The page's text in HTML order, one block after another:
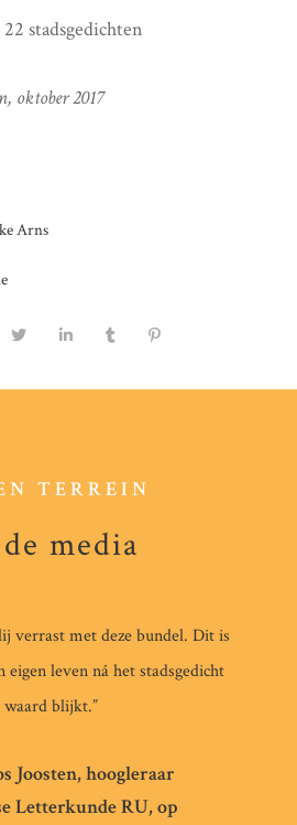
stadsgedichten
oktober 2017
Arns
TERREIN
media
verrast met deze bundel. Dit is
eigen leven ná het stadsgedicht
waard blijkt.”
Joosten, hoogleraar
Letterkunde RU, op